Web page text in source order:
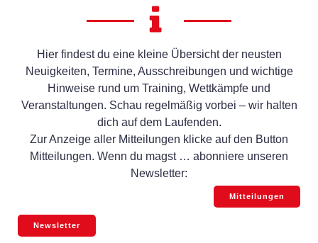
Hier findest du eine kleine Übersicht der neusten
Neuigkeiten, Termine, Ausschreibungen und wichtige
Hinweise rund um Training, Wettkämpfe und
Veranstaltungen. Schau regelmäßig vorbei – wir halten
dich auf dem Laufenden.
Zur Anzeige aller Mitteilungen klicke auf den Button
Mitteilungen. Wenn du magst … abonniere unseren
Newsletter:
Mitteilungen
Newsletter